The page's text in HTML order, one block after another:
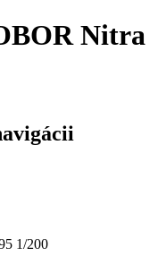
Nitra
1/200